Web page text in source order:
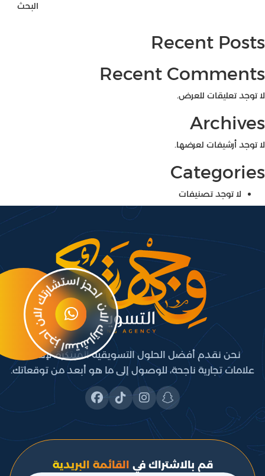
البحث
Recent Posts
Recent Comments
لا توجد تعليقات للعرض.
Archives
لا توجد أرشيفات لعرضها.
Categories
لا توجد تصنيفات
نحن نقدم أفضل الحلول التسويقية المبتكرة، لإنشاء
علامات تجارية ناجحة، للوصول إلى ما هو أبعد من توقعاتك.
قم بالاشتراك في القائمة البريدية